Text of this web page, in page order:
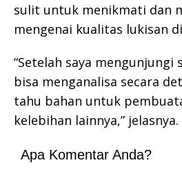
sulit untuk menikmati dan
mengenai kualitas lukisan
“Setelah saya mengunjungi
bisa menganalisa secara
tahu bahan untuk
kelebihan lainnya,” jelasnya.
Apa Komentar Anda?